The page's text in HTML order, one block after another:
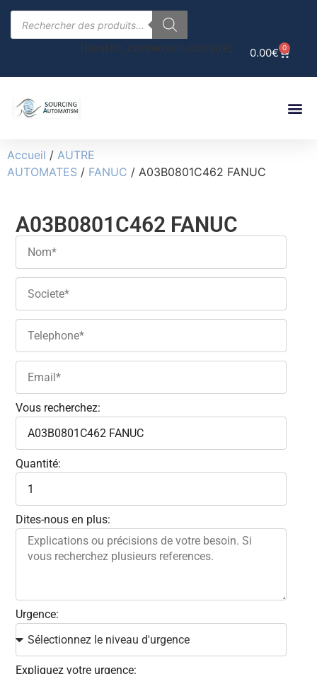
0.00€ 0
[bouton_connexion_compte]
Accueil / AUTRE
AUTOMATES / FANUC / A03B0801C462 FANUC
A03B0801C462 FANUC
Vous recherchez:
Quantité:
Dites-nous en plus:
Urgence:
Expliquez votre urgence: